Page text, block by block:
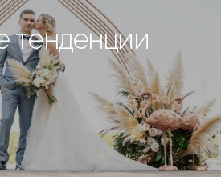
тенденции